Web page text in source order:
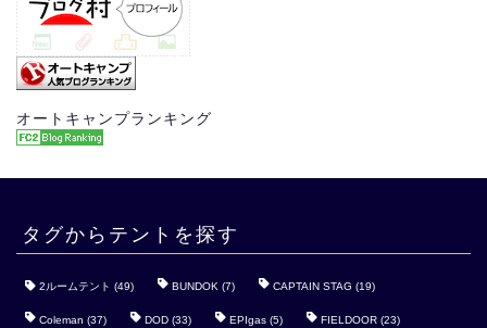
オートキャンプランキング
タグからテントを探す
2ルームテント (49) BUNDOK (7) CAPTAIN STAG (19)
Coleman (37) DOD (33) EPIgas (5) FIELDOOR (23)